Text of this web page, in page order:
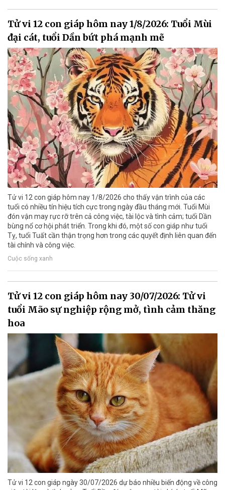
Tử vi 12 con giáp hôm nay 1/8/2026: Tuổi Mùi
đại cát, tuổi Dần bứt phá mạnh mẽ
Tử vi 12 con giáp hôm nay 1/8/2026 cho thấy vận trình của các
tuổi có nhiều tín hiệu tích cực trong ngày đầu tháng mới. Tuổi Mùi
đón vận may rực rỡ trên cả công việc, tài lộc và tình cảm; tuổi Dần
bùng nổ cơ hội phát triển. Trong khi đó, một số con giáp như tuổi
Tỵ, tuổi Tuất cần thận trọng hơn trong các quyết định liên quan đến
tài chính và công việc.
Cuộc sống xanh
Tử vi 12 con giáp hôm nay 30/07/2026: Tử vi
tuổi Mão sự nghiệp rộng mở, tình cảm thăng
hoa
Tử vi 12 con giáp ngày 30/07/2026 dự báo nhiều biến động về công